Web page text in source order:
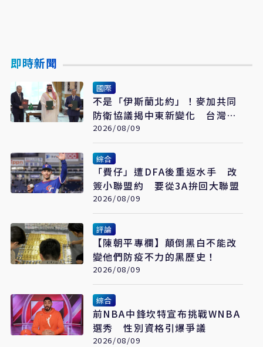
即時新聞
國際
不是「伊斯蘭北約」！麥加共同
防衛協議揭中東新變化 台灣該
看懂「多層次安全」
2026/08/09
綜合
「費仔」遭DFA後重返水手 改
簽小聯盟約 要從3A拚回大聯盟
2026/08/09
評論
【陳朝平專欄】顛倒黑白不能改
變他們防疫不力的黑歷史！
2026/08/09
綜合
前NBA中鋒坎特宣布挑戰WNBA
選秀 性別資格引爆爭議
2026/08/09